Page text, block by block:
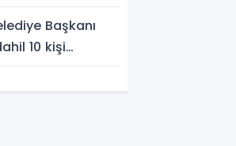
Başkanı
10 kişi